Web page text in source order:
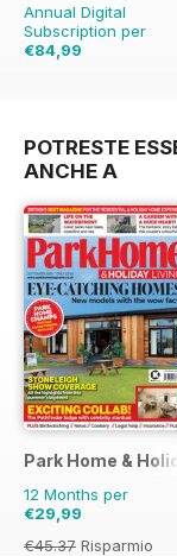
Annual Digital
Subscription per
€84,99
POTRESTE
ANCHE A
Park Home &
12 Months per
€29,99
€45.37 Risparmio